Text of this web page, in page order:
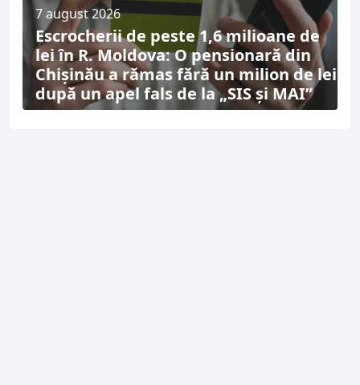
7 august 2026
Escrocherii de peste 1,6 milioane de
lei în R. Moldova: O pensionară din
Chișinău a rămas fără un milion de lei
după un apel fals de la „SIS și MAI”